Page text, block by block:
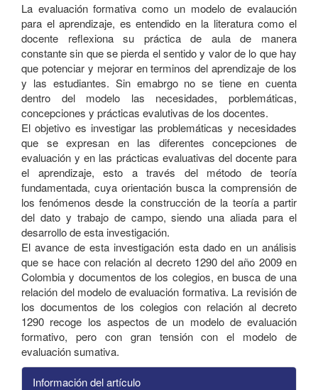
La evaluación formativa como un modelo de evalaución
para el aprendizaje, es entendido en la literatura como el
docente reflexiona su práctica de aula de manera
constante sin que se pierda el sentido y valor de lo que hay
que potenciar y mejorar en terminos del aprendizaje de los
y las estudiantes. Sin emabrgo no se tiene en cuenta
dentro del modelo las necesidades, porblemáticas,
concepciones y prácticas evalutivas de los docentes.
El objetivo es investigar las problemáticas y necesidades
que se expresan en las diferentes concepciones de
evaluación y en las prácticas evaluativas del docente para
el aprendizaje, esto a través del método de teoría
fundamentada, cuya orientación busca la comprensión de
los fenómenos desde la construcción de la teoría a partir
del dato y trabajo de campo, siendo una aliada para el
desarrollo de esta investigación.
El avance de esta investigación esta dado en un análisis
que se hace con relación al decreto 1290 del año 2009 en
Colombia y documentos de los colegios, en busca de una
relación del modelo de evaluación formativa. La revisión de
los documentos de los colegios con relación al decreto
1290 recoge los aspectos de un modelo de evaluación
formativo, pero con gran tensión con el modelo de
evaluación sumativa.
Información del artículo